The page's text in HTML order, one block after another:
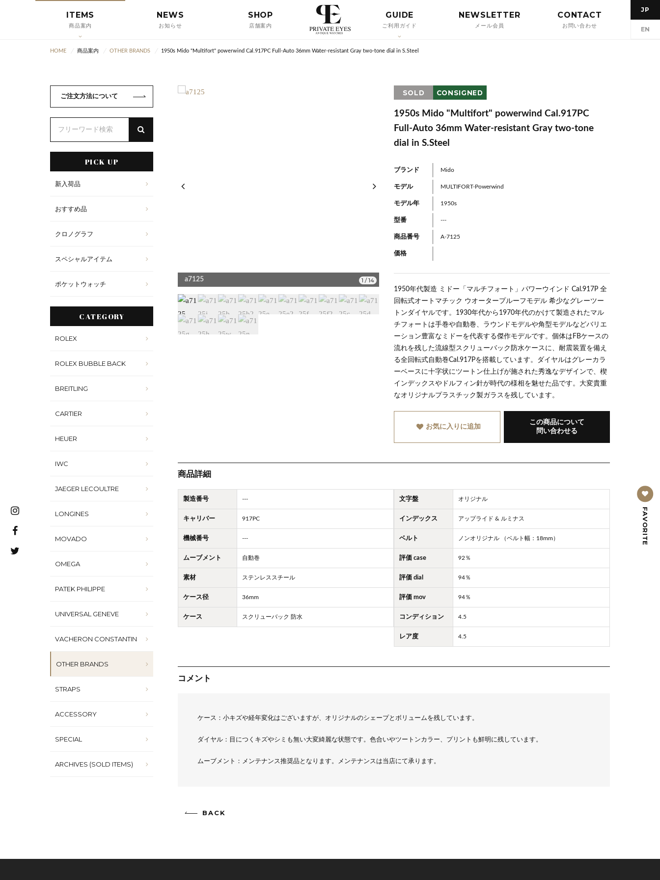
ITEMS
商品案内
NEWS
お知らせ
SHOP
店舗案内
GUIDE
ご利用ガイド
NEWSLETTER
メール会員
CONTACT
お問い合わせ
FAVORITE
JP
EN
HOME 商品案内 OTHER BRANDS 1950s Mido "Multifort" powerwind Cal.917PC Full-Auto 36mm Water-resistant Gray two-tone dial in S.Steel
ご注文方法について
PICK UP
新入荷品
おすすめ品
クロノグラフ
スペシャルアイテム
ポケットウォッチ
CATEGORY
ROLEX
ROLEX BUBBLE BACK
BREITLING
CARTIER
HEUER
IWC
JAEGER LECOULTRE
LONGINES
MOVADO
OMEGA
PATEK PHILIPPE
UNIVERSAL GENEVE
VACHERON CONSTANTIN
OTHER BRANDS
STRAPS
ACCESSORY
SPECIAL
ARCHIVES (SOLD ITEMS)
a7125 1 /14
SOLD CONSIGNED
1950s Mido "Multifort" powerwind Cal.917PC
Full-Auto 36mm Water-resistant Gray two-tone
dial in S.Steel
ブランド Mido
モデル MULTIFORT-Powerwind
モデル年 1950s
型番 ---
商品番号 A-7125
価格
1950年代製造 ミドー「マルチフォート」パワーウインド Cal.917P 全
回転式オートマチック ウオータープルーフモデル 希少なグレーツー
トンダイヤルです。1930年代から1970年代のかけて製造されたマル
チフォートは手巻や自動巻、ラウンドモデルや角型モデルなどバリエ
ーション豊富なミドーを代表する傑作モデルです。個体はFBケースの
流れを残した流線型スクリューバック防水ケースに、耐震装置を備え
る全回転式自動巻Cal.917Pを搭載しています。ダイヤルはグレーカラ
ーベースに十字状にツートン仕上げが施された秀逸なデザインで、楔
インデックスやドルフィン針が時代の様相を魅せた品です。大変貴重
なオリジナルプラスチック製ガラスを残しています。
お気に入り に追加
この商品について
問い合わせる
商品詳細
製造番号 ---
キャリバー 917PC
機械番号 ---
ムーブメント 自動巻
素材 ステンレススチール
ケース径 36mm
ケース スクリューバック 防水
文字盤 オリジナル
インデックス アップライド & ルミナス
ベルト ノンオリジナル （ベルト幅：18mm）
評価 case 92％
評価 dial 94％
評価 mov 94％
コンディション 4.5
レア度 4.5
コメント
ケース：小キズや経年変化はございますが、オリジナルのシェープとボリュームを残しています。
ダイヤル：目につくキズやシミも無い大変綺麗な状態です。色合いやツートンカラー、プリントも鮮明に残しています。
ムーブメント：メンテナンス推奨品となります。メンテナンスは当店にて承ります。
BACK